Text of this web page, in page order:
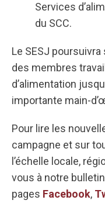
Services
du SCC.
Le SESJ
des membres
d’alimentation
importante main-
Pour lire les
campagne et sur
l’échelle locale,
vous à notre
pages Facebook,